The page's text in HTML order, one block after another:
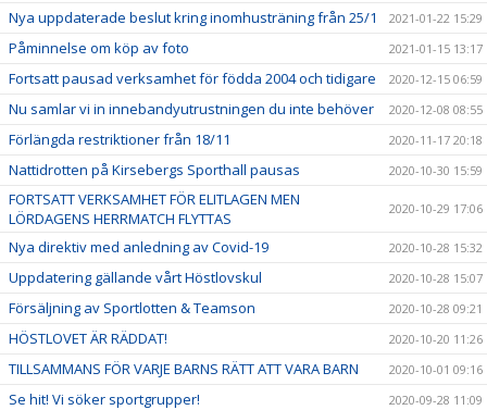
Nya uppdaterade beslut kring inomhusträning från 25/1 2021-01-22 15:29
Påminnelse om köp av foto 2021-01-15 13:17
Fortsatt pausad verksamhet för födda 2004 och tidigare 2020-12-15 06:59
Nu samlar vi in innebandyutrustningen du inte behöver 2020-12-08 08:55
Förlängda restriktioner från 18/11 2020-11-17 20:18
Nattidrotten på Kirsebergs Sporthall pausas 2020-10-30 15:59
FORTSATT VERKSAMHET FÖR ELITLAGEN MEN
LÖRDAGENS HERRMATCH FLYTTAS
2020-10-29 17:06
Nya direktiv med anledning av Covid-19 2020-10-28 15:32
Uppdatering gällande vårt Höstlovskul 2020-10-28 15:07
Försäljning av Sportlotten & Teamson 2020-10-28 09:21
HÖSTLOVET ÄR RÄDDAT! 2020-10-20 11:26
TILLSAMMANS FÖR VARJE BARNS RÄTT ATT VARA BARN 2020-10-01 09:16
Se hit! Vi söker sportgrupper! 2020-09-28 11:09